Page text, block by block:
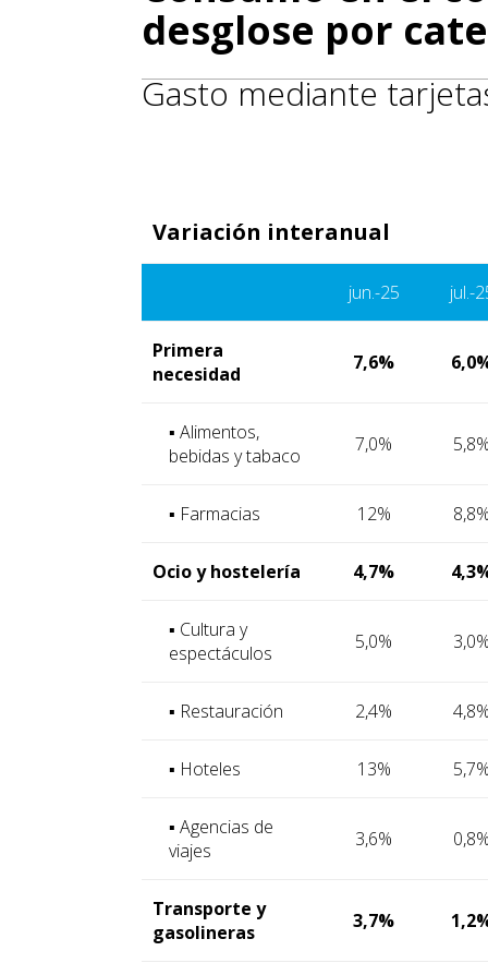
desglose por
Gasto mediante
Variación interanual
jun.-25 jul.-
Primera
necesidad
7,6%
▪ Alimentos,
bebidas y tabaco
7,0%
▪ Farmacias 12%
Ocio y hostelería 4,7%
▪ Cultura y
espectáculos
5,0%
▪ Restauración 2,4%
▪ Hoteles 13%
▪ Agencias de
viajes
3,6%
Transporte y
gasolineras
3,7%